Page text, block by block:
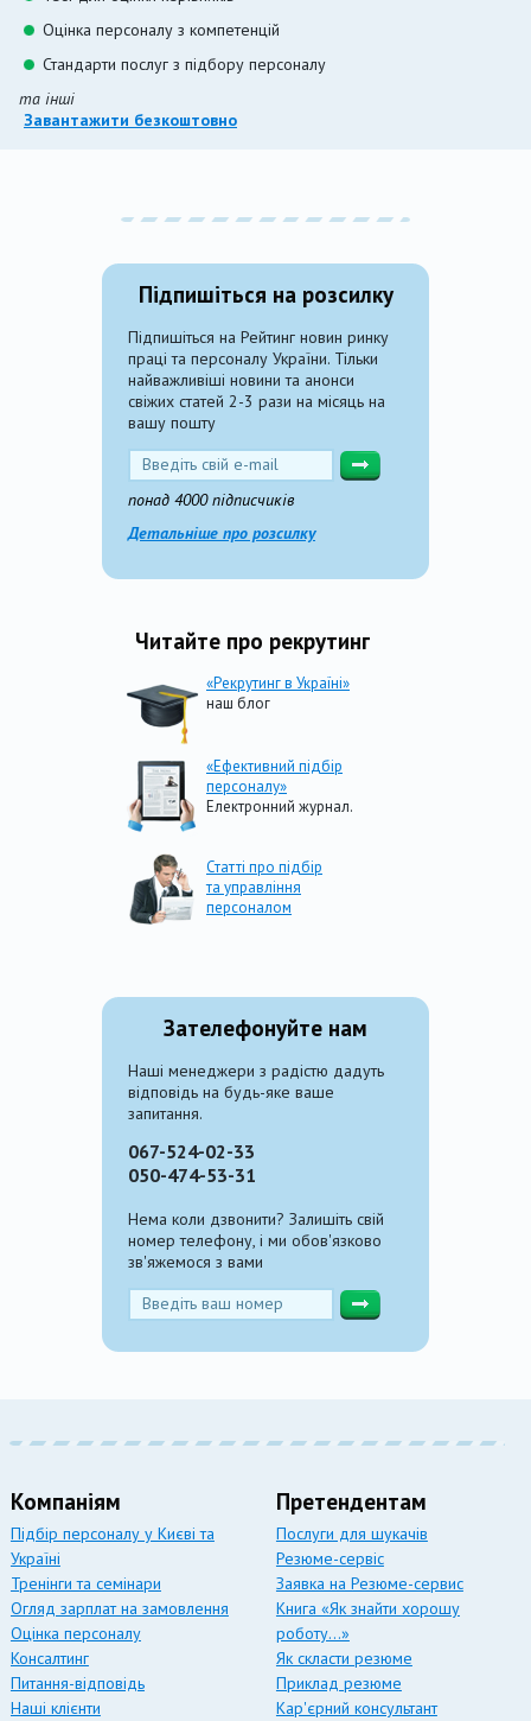
Оцінка персоналу з компетенцій
Стандарти послуг з підбору персоналу
та інші
Завантажити безкоштовно
Підпишіться на розсилку
Підпишіться на Рейтинг новин ринку
праці та персоналу України. Тільки
найважливіші новини та анонси
свіжих статей 2-3 рази на місяць на
вашу пошту
понад 4000 підписчиків
Детальніше про розсилку
Читайте про рекрутинг
«Рекрутинг в Україні»
наш блог
«Ефективний підбір
персоналу»
Електронний журнал.
Статті про підбір
та управління
персоналом
Зателефонуйте нам
Наші менеджери з радістю дадуть
відповідь на будь-яке ваше
запитання.
067-524-02-33
050-474-53-31
Нема коли дзвонити? Залишіть свій
номер телефону, і ми обов'язково
зв'яжемося з вами
Компаніям
Підбір персоналу у Києві та
Україні
Тренінги та семінари
Огляд зарплат на замовлення
Оцінка персоналу
Консалтинг
Питання-відповідь
Наші клієнти
Претендентам
Послуги для шукачів
Резюме-сервіс
Заявка на Резюме-сервис
Книга «Як знайти хорошу
роботу…»
Як скласти резюме
Приклад резюме
Кар'єрний консультант